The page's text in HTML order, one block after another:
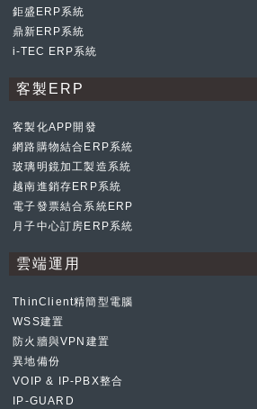
鉅盛ERP系統
鼎新ERP系統
i-TEC ERP系統
客製ERP
客製化APP開發
網路購物結合ERP系統
玻璃明鏡加工製造系統
越南進銷存ERP系統
電子發票結合系統ERP
月子中心訂房ERP系統
雲端運用
ThinClient精簡型電腦
WSS建置
防火牆與VPN建置
異地備份
VOIP & IP-PBX整合
IP-GUARD